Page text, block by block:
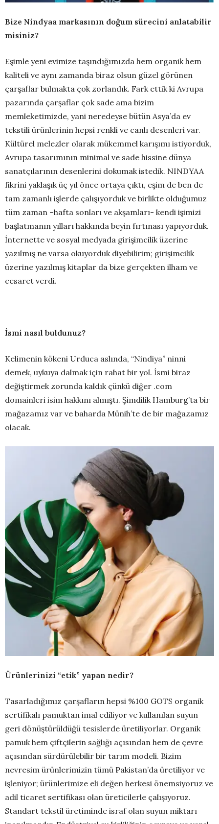
Bize Nindyaa markasının doğum sürecini anlatabilir
misiniz?
Eşimle yeni evimize taşındığımızda hem organik hem
kaliteli ve aynı zamanda biraz olsun güzel görünen
çarşaflar bulmakta çok zorlandık. Fark ettik ki Avrupa
pazarında çarşaflar çok sade ama bizim
memleketimizde, yani neredeyse bütün Asya’da ev
tekstili ürünlerinin hepsi renkli ve canlı desenleri var.
Kültürel melezler olarak mükemmel karışımı istiyorduk,
Avrupa tasarımının minimal ve sade hissine dünya
sanatçılarının desenlerini dokumak istedik. NINDYAA
fikrini yaklaşık üç yıl önce ortaya çıktı, eşim de ben de
tam zamanlı işlerde çalışıyorduk ve birlikte olduğumuz
tüm zaman –hafta sonları ve akşamları- kendi işimizi
başlatmanın yılları hakkında beyin fırtınası yapıyorduk.
İnternette ve sosyal medyada girişimcilik üzerine
yazılmış ne varsa okuyorduk diyebilirim; girişimcilik
üzerine yazılmış kitaplar da bize gerçekten ilham ve
cesaret verdi.
İsmi nasıl buldunuz?
Kelimenin kökeni Urduca aslında, “Nindiya” ninni
demek, uykuya dalmak için rahat bir yol. İsmi biraz
değiştirmek zorunda kaldık çünkü diğer .com
domainleri isim hakkını almıştı. Şimdilik Hamburg’ta bir
mağazamız var ve baharda Münih’te de bir mağazamız
olacak.
Ürünlerinizi “etik” yapan nedir?
Tasarladığımız çarşafların hepsi %100 GOTS organik
sertifikalı pamuktan imal ediliyor ve kullanılan suyun
geri dönüştürüldüğü tesislerde üretiliyorlar. Organik
pamuk hem çiftçilerin sağlığı açısından hem de çevre
açısından sürdürülebilir bir tarım modeli. Bizim
nevresim ürünlerimizin tümü Pakistan’da üretiliyor ve
işleniyor; ürünlerimize eli değen herkesi önemsiyoruz ve
adil ticaret sertifikası olan üreticilerle çalışıyoruz.
Standart tekstil üretiminde israf olan suyun miktarı